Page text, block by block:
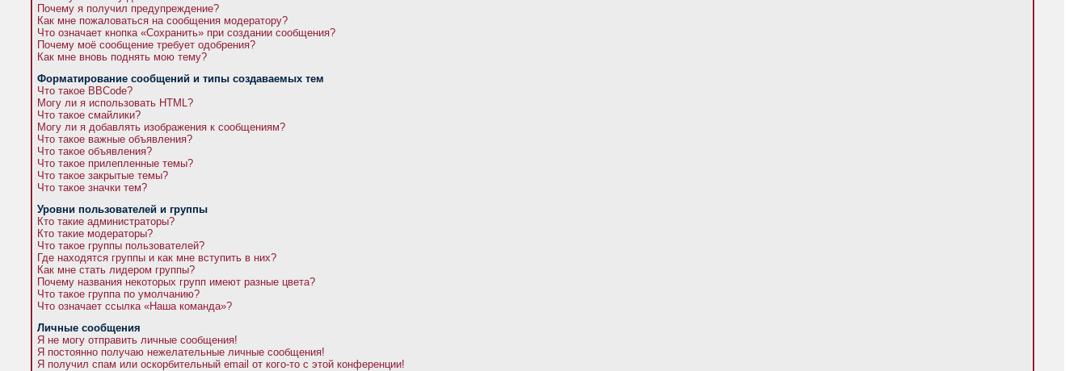
Почему я получил предупреждение?
Как мне пожаловаться на сообщения модератору?
Что означает кнопка «Сохранить» при создании сообщения?
Почему моё сообщение требует одобрения?
Как мне вновь поднять мою тему?
Форматирование сообщений и типы создаваемых тем
Что такое BBCode?
Могу ли я использовать HTML?
Что такое смайлики?
Могу ли я добавлять изображения к сообщениям?
Что такое важные объявления?
Что такое объявления?
Что такое прилепленные темы?
Что такое закрытые темы?
Что такое значки тем?
Уровни пользователей и группы
Кто такие администраторы?
Кто такие модераторы?
Что такое группы пользователей?
Где находятся группы и как мне вступить в них?
Как мне стать лидером группы?
Почему названия некоторых групп имеют разные цвета?
Что такое группа по умолчанию?
Что означает ссылка «Наша команда»?
Личные сообщения
Я не могу отправить личные сообщения!
Я постоянно получаю нежелательные личные сообщения!
Я получил спам или оскорбительный email от кого-то с этой конференции!